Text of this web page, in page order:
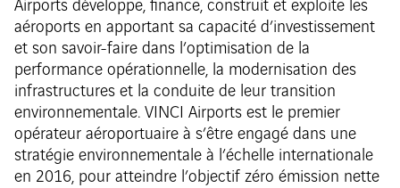
Airports développe, finance, construit et exploite les
aéroports en apportant sa capacité d’investissement
et son savoir-faire dans l’optimisation de la
performance opérationnelle, la modernisation des
infrastructures et la conduite de leur transition
environnementale. VINCI Airports est le premier
opérateur aéroportuaire à s’être engagé dans une
stratégie environnementale à l’échelle internationale
en 2016, pour atteindre l’objectif zéro émission nette